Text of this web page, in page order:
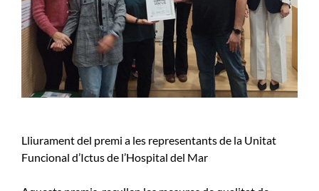
Lliurament del premi a les representants de la Unitat
Funcional d’Ictus de l’Hospital del Mar